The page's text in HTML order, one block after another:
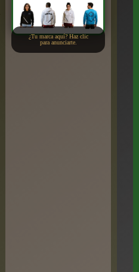
¿Tu marca aquí? Haz clic
para anunciarte.